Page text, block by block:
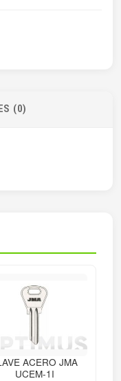
(0)
ACERO JMA
UCEM-1I